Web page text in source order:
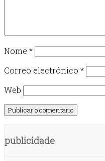
Nome *
Correo electrónico *
Web
publicidade